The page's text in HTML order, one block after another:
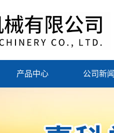
产品中心 公司新闻